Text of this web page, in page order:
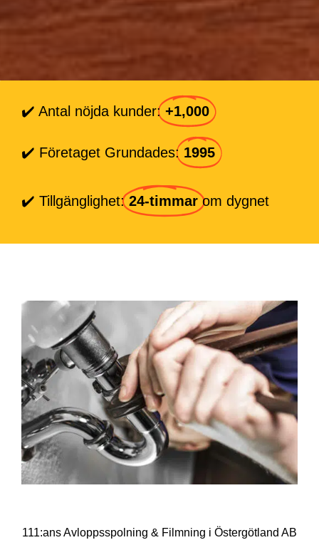
✔️ Antal nöjda kunder: +1,000
✔️ Företaget Grundades: 1995
✔️ Tillgänglighet: 24-timmar om dygnet
111:ans Avloppsspolning & Filmning i Östergötland AB